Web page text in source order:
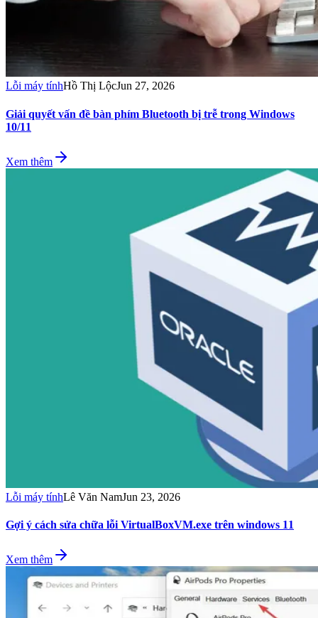
Lỗi máy tínhHồ Thị LộcJun 27, 2026
Giải quyết vấn đề bàn phím Bluetooth bị trễ trong Windows
10/11
Xem thêm
Lỗi máy tínhLê Văn NamJun 23, 2026
Gợi ý cách sửa chữa lỗi VirtualBoxVM.exe trên windows 11
Xem thêm